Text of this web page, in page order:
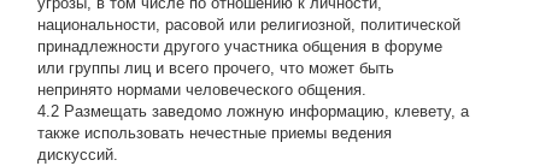
национальности, расовой или религиозной, политической
принадлежности другого участника общения в форуме
или группы лиц и всего прочего, что может быть
непринято нормами человеческого общения.
4.2 Размещать заведомо ложную информацию, клевету, а
также использовать нечестные приемы ведения
дискуссий.